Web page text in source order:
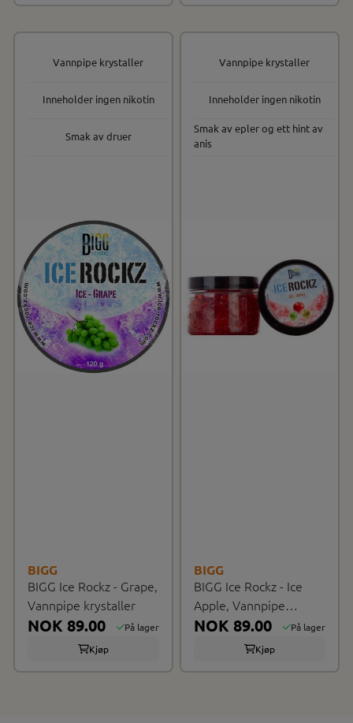
BIGG
BIGG Ice Rockz - Grape,
Vannpipe krystaller
NOK 89.00
På lager
Kjøp
Vannpipe krystaller
Inneholder ingen nikotin
Smak av druer
BIGG
BIGG Ice Rockz - Ice
Apple, Vannpipe
krystaller
NOK 89.00
På lager
Kjøp
Vannpipe krystaller
Inneholder ingen nikotin
Smak av epler og ett hint av
anis